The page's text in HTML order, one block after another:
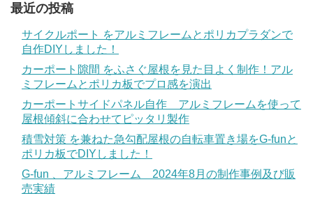
最近の投稿
サイクルポート をアルミフレームとポリカプラダンで
自作DIYしました！
カーポート隙間 をふさぐ屋根を見た目よく制作！アル
ミフレームとポリカ板でプロ感を演出
カーポートサイドパネル自作 アルミフレームを使って
屋根傾斜に合わせてピッタリ製作
積雪対策 を兼ねた急勾配屋根の自転車置き場をG-funと
ポリカ板でDIYしました！
G-fun 、アルミフレーム 2024年8月の制作事例及び販
売実績